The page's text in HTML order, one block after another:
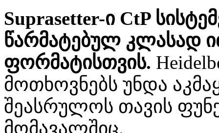
Suprasetter-ი CtP
წარმატებულ კლასად
ფორმატისთვის.
მოთხოვნებს უნდა
შეასრულოს თავის
მომავალშიც.